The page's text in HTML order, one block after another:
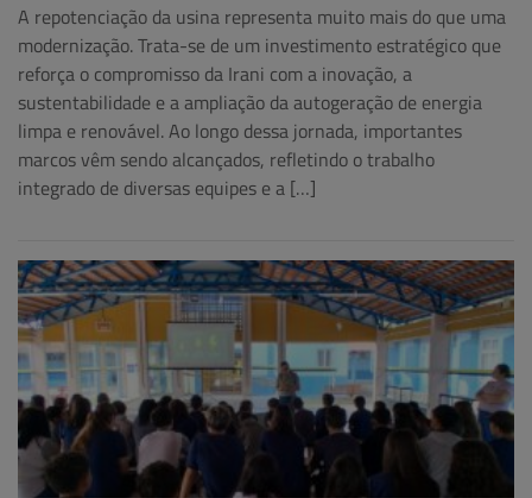
A repotenciação da usina representa muito mais do que uma
modernização. Trata-se de um investimento estratégico que
reforça o compromisso da Irani com a inovação, a
sustentabilidade e a ampliação da autogeração de energia
limpa e renovável. Ao longo dessa jornada, importantes
marcos vêm sendo alcançados, refletindo o trabalho
integrado de diversas equipes e a […]